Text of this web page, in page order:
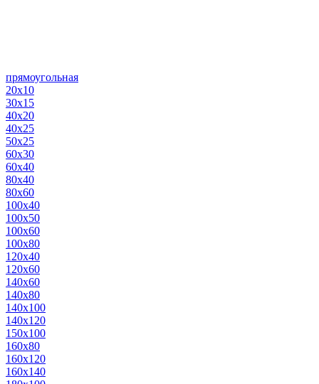
прямоугольная
20х10
30х15
40х20
40х25
50х25
60х30
60х40
80х40
80х60
100х40
100х50
100х60
100х80
120х40
120х60
140х60
140х80
140х100
140х120
150х100
160х80
160х120
160х140